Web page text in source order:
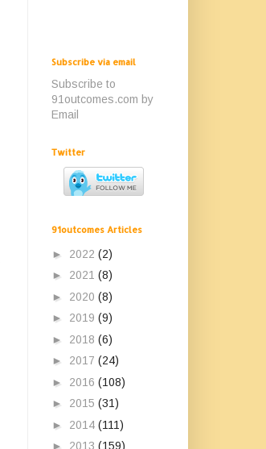
Subscribe via email
Subscribe to
91outcomes.com by
Email
Twitter
91outcomes Articles
► 2022 (2)
► 2021 (8)
► 2020 (8)
► 2019 (9)
► 2018 (6)
► 2017 (24)
► 2016 (108)
► 2015 (31)
► 2014 (111)
► 2013 (159)